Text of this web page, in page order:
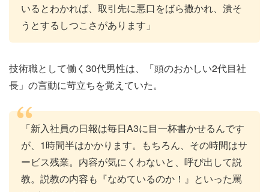
いるとわかれば、取引先に悪口をばら撒かれ、潰そ
うとするしつこさがあります」
技術職として働く30代男性は、「頭のおかしい2代目社
長」の言動に苛立ちを覚えていた。
「新入社員の日報は毎日A3に目一杯書かせるんです
が、1時間半はかかります。もちろん、その時間はサ
ービス残業。内容が気にくわないと、呼び出して説
教。説教の内容も『なめているのか！』といった罵